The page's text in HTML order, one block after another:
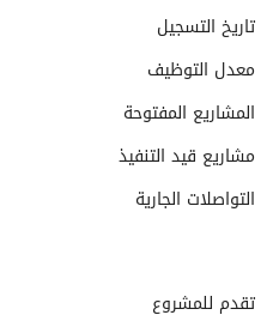
تاريخ التسجيل
معدل التوظيف
المشاريع المفتوحة
مشاريع قيد التنفيذ
التواصلات الجارية
تقدم للمشروع